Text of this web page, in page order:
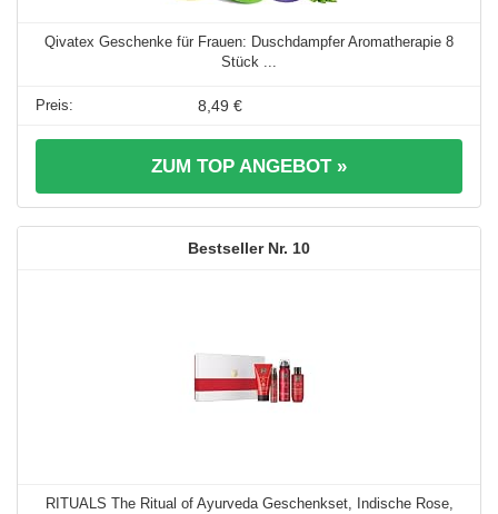
Qivatex Geschenke für Frauen: Duschdampfer Aromatherapie 8
Stück ...
8,49 €
ZUM TOP ANGEBOT »
10
RITUALS The Ritual of Ayurveda Geschenkset, Indische Rose,